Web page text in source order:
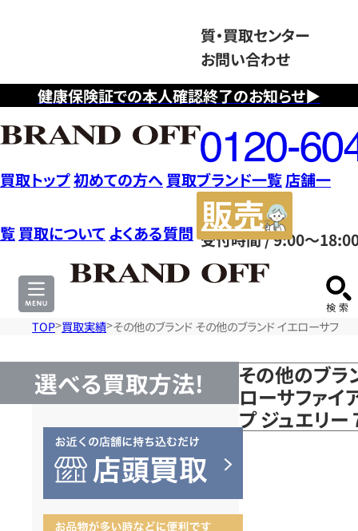
健康保険証での本人確認終了のお知らせ▶
質・買取センター
お問い合わせ
フ
リ
ー
ダ
イ
ヤ
ル
0120604117
受付時間 / 9:00～
買取トップ初めての方へ 買取ブランド一覧店舗一
覧 買取について よくある質問
サ
TOP 買取実績 その他のブランド その他のブランド イエローサフ
選べる買取方法!
その他のブラ
ローサファ
プ ジュエリ